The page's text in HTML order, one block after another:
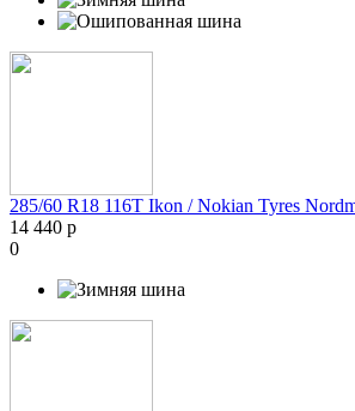
285/60 R18 116T Ikon / Nokian Tyres
14 440 р
0